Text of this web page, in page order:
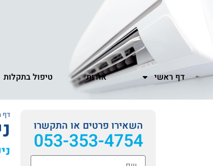
דף ראשי אודות טיפול בתקלות
השאירו פרטים או התקשרו
053-353-4754
דף